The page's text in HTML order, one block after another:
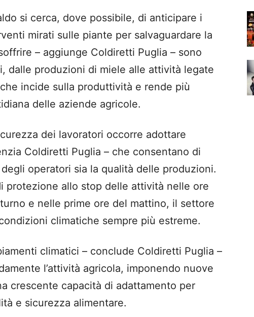
si cerca, dove possibile, di anticipare i
mirati sulle piante per salvaguardare la
– aggiunge Coldiretti Puglia – sono
dalle produzioni di miele alle attività legate
incide sulla produttività e rende più
delle aziende agricole.
dei lavoratori occorre adottare
Coldiretti Puglia – che consentano di
operatori sia la qualità delle produzioni.
protezione allo stop delle attività nelle ore
e nelle prime ore del mattino, il settore
climatiche sempre più estreme.
climatici – conclude Coldiretti Puglia –
l’attività agricola, imponendo nuove
crescente capacità di adattamento per
e sicurezza alimentare.